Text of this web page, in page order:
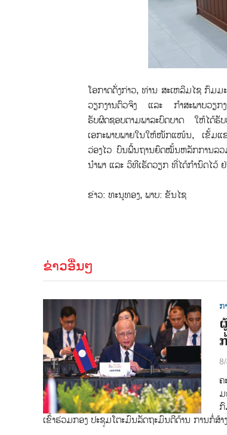
ໂອກາດດັ່ງກ່າວ, ທ່ານ ສະເຫລີມໄຊ ກົມ
ວຽກງານຕົວຈິງ ແລະ ກຳສະພາບວຽກ
ຮັບຜິດຊອບຕາມພາລະບົດບາດ ໃຫ້ໄດ້ຮັ
ເອກະພາບພາຍໃນໃຫ້ໜັກແໜ້ນ, ເຂັ້ມແ
ວ່ອງໄວ ບົນພື້ນຖານຍຶດໝັ້ນຫລັກການລວ
ນໍາພາ ແລະ ວິທີເຮັດວຽກ ທີ່ໄດ້ກໍານົດໄວ້
ຂ່າວ: ທະນູທອງ, ພາບ: ຂັນໄຊ
ຂ່າວອື່ນໆ
ກ
ຄ
ມ
ກົ
ເຂົ້າຮ່ວມກອງ ປະຊຸມໂຕະມົນລັດຖະມົນຕີດ້ານ ການກໍ່ສ້